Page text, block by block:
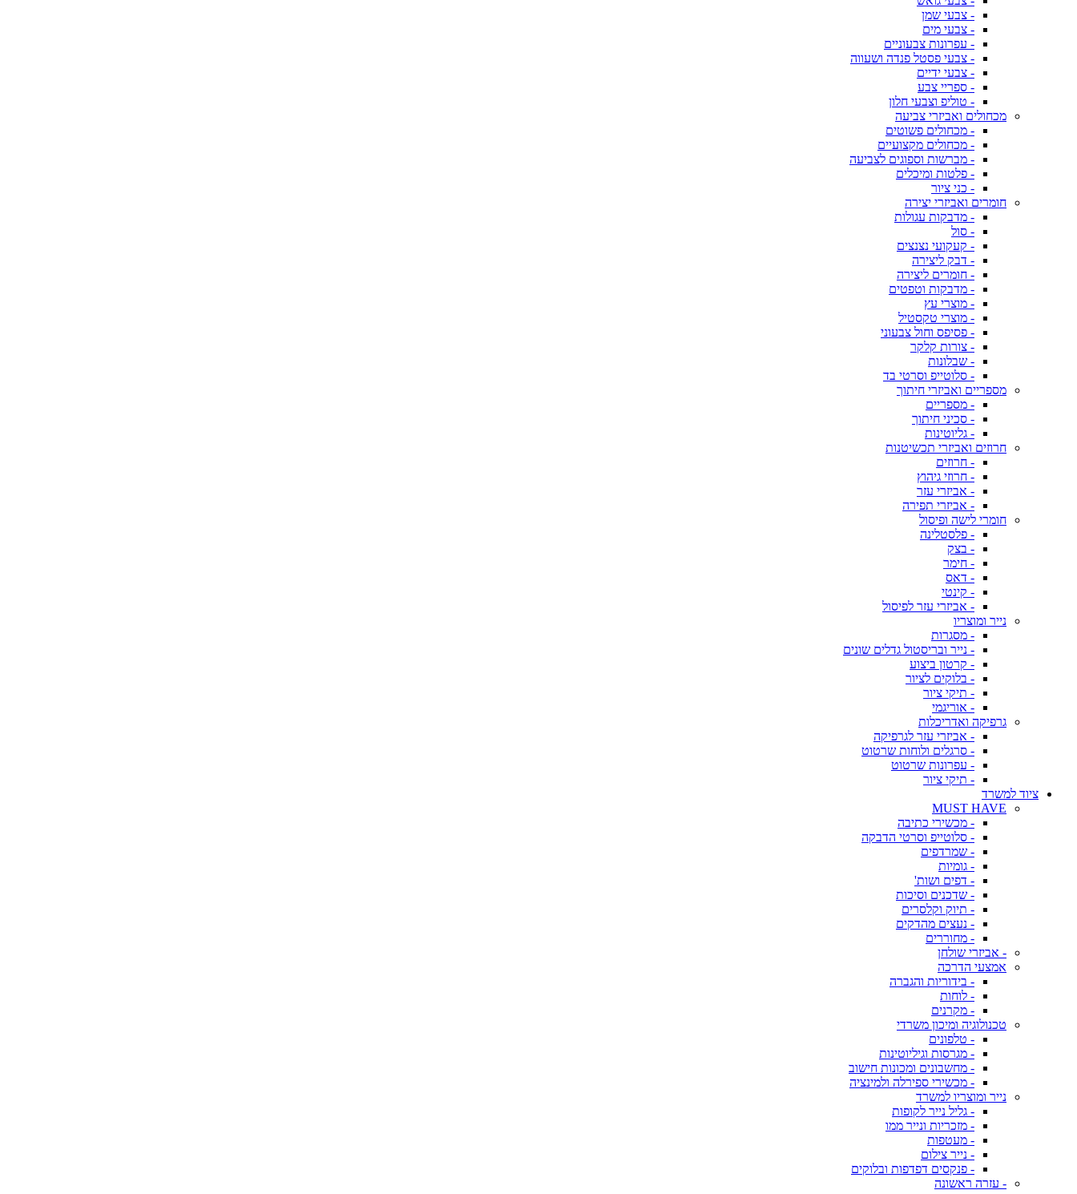
- צבעי שמן
- צבעי מים
- עפרונות צבעוניים
- צבעי פסטל פנדה ושעווה
- צבעי ידיים
- ספריי צבע
- טוליפ וצבעי חלון
מכחולים ואביזרי צביעה
- מכחולים פשוטים
- מכחולים מקצועיים
- מברשות וספוגים לצביעה
- פלטות ומיכלים
- כני ציור
חומרים ואביזרי יצירה
- מדבקות עגולות
- סול
- קעקועי נצנצים
- דבק ליצירה
- חומרים ליצירה
- מדבקות וטפטים
- מוצרי עץ
- מוצרי טקסטיל
- פסיפס וחול צבעוני
- צורות קלקר
- שבלונות
- סלוטייפ וסרטי בד
מספריים ואביזרי חיתוך
- מספריים
- סכיני חיתוך
- גליוטינות
חרוזים ואביזרי תכשיטנות
- חרוזים
- חרוזי גיהוץ
- אביזרי עזר
- אביזרי תפירה
חומרי לישה ופיסול
- פלסטלינה
- בצק
- חימר
- דאס
- קינטי
- אביזרי עזר לפיסול
נייר ומוצריו
- מסגרות
- נייר ובריסטול גדלים שונים
- קרטון ביצוע
- בלוקים לציור
- תיקי ציור
- אוריגמי
גרפיקה ואדריכלות
- אביזרי עזר לגרפיקה
- סרגלים ולוחות שרטוט
- עפרונות שרטוט
- תיקי ציור
ציוד למשרד
MUST HAVE
- מכשירי כתיבה
- סלוטייפ וסרטי הדבקה
- שמרדפים
- גומיות
- דפים ושות'
- שדכנים וסיכות
- תיוק וקלסרים
- נעצים מהדקים
- מחוררים
- אביזרי שולחן
אמצעי הדרכה
- בידוריות והגברה
- לוחות
- מקרנים
טכנולוגיה ומיכון משרדי
- טלפונים
- מגרסות וגיליוטינות
- מחשבונים ומכונות חישוב
- מכשירי ספירלה ולמינציה
נייר ומוצריו למשרד
- גליל נייר לקופות
- מזכריות ונייר ממו
- מעטפות
- נייר צילום
- פנקסים דפדפות ובלוקים
- עזרה ראשונה